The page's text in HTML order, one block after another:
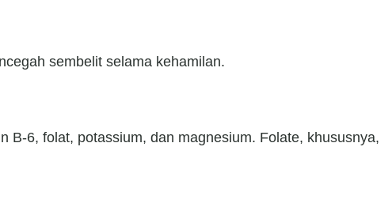
sembelit selama kehamilan.
B-6, folat, potassium, dan magnesium. Folate, khususnya,